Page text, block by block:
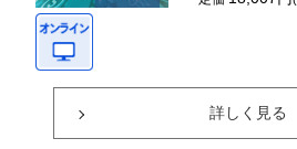
詳しく見る